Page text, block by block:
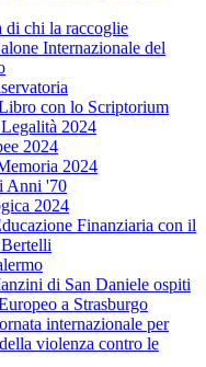
di chi la raccoglie
Internazionale del
con lo Scriptorium
2024
2024
2024
Anni '70
2024
Finanziaria con il
di San Daniele ospiti
a Strasburgo
internazionale per
violenza contro le